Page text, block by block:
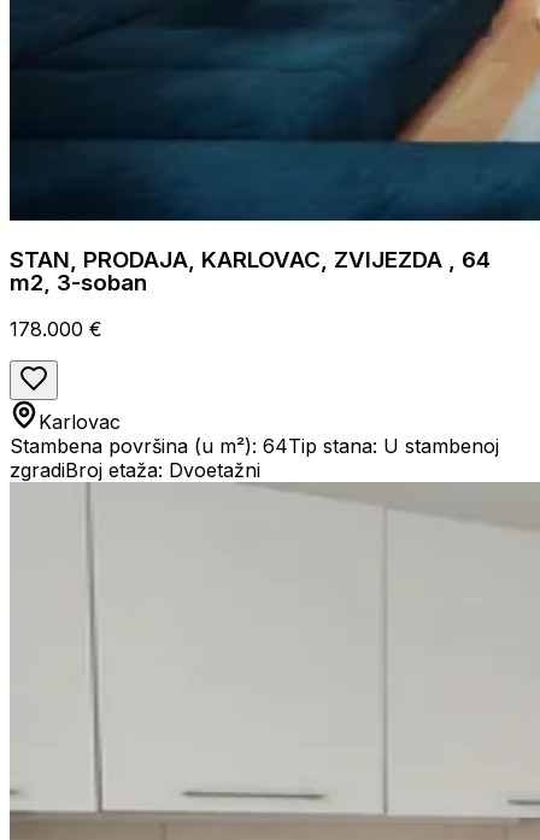
STAN, PRODAJA, KARLOVAC, ZVIJEZDA , 64
m2, 3-soban
178.000 €
Karlovac
Stambena površina (u m²): 64Tip stana: U stambenoj
zgradiBroj etaža: Dvoetažni